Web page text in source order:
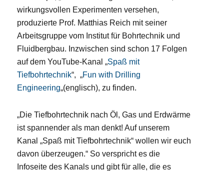
wirkungsvollen Experimenten versehen,
produzierte Prof. Matthias Reich mit seiner
Arbeitsgruppe vom Institut für Bohrtechnik und
Fluidbergbau. Inzwischen sind schon 17 Folgen
auf dem YouTube-Kanal „Spaß mit
Tiefbohrtechnik“, „Fun with Drilling
Engineering„(englisch), zu finden.
„Die Tiefbohrtechnik nach Öl, Gas und Erdwärme
ist spannender als man denkt! Auf unserem
Kanal „Spaß mit Tiefbohrtechnik“ wollen wir euch
davon überzeugen.“ So verspricht es die
Infoseite des Kanals und gibt für alle, die es